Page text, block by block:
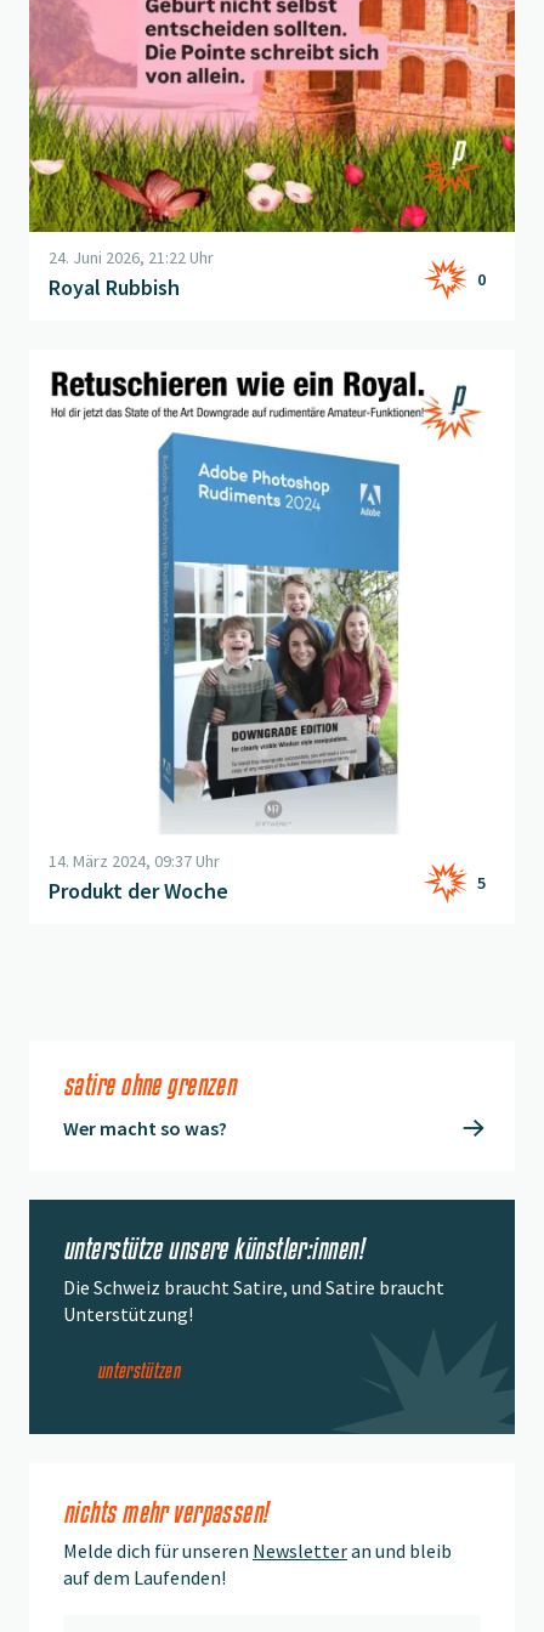
24. Juni 2026, 21:22 Uhr
Royal Rubbish 0
14. März 2024, 09:37 Uhr
Produkt der Woche 5
satire ohne grenzen
Wer macht so was?
unterstütze unsere künstler:innen!
Die Schweiz braucht Satire, und Satire braucht
Unterstützung!
unterstützen
nichts mehr verpassen!
Melde dich für unseren Newsletteran und bleib
auf dem Laufenden!